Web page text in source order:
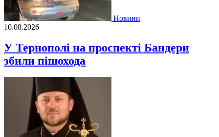
Новини
10.08.2026
У Тернополі на проспекті Бандери
збили пішохода